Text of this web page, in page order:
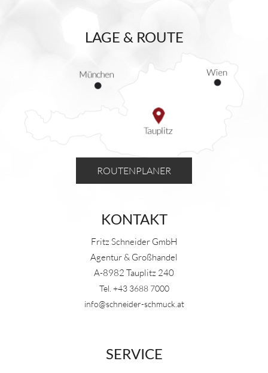
LAGE & ROUTE
ROUTENPLANER
KONTAKT
Fritz Schneider GmbH
Agentur & Großhandel
A-8982 Tauplitz 240
Tel. +43 3688 7000
info@schneider-schmuck.at
SERVICE